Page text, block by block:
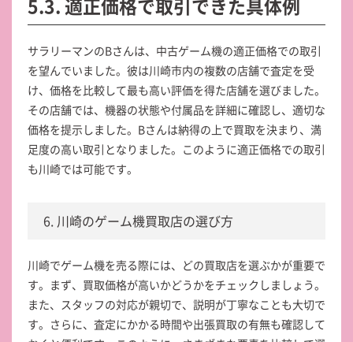
サラリーマンのBさんは、中古ゲーム機の適正価格での取引
を望んでいました。彼は川崎市内の複数の店舗で査定を受
け、価格を比較して最も高い評価を得た店舗を選びました。
その店舗では、機器の状態や付属品を詳細に確認し、適切な
価格を提示しました。Bさんは納得の上で買取を決まり、満
足度の高い取引となりました。このように適正価格での取引
も川崎では可能です。
6. 川崎のゲーム機買取店の選び方
川崎でゲーム機を売る際には、どの買取店を選ぶかが重要で
す。まず、買取価格が高いかどうかをチェックしましょう。
また、スタッフの対応が親切で、説明が丁寧なことも大切で
す。さらに、査定にかかる時間や出張買取の有無も確認して